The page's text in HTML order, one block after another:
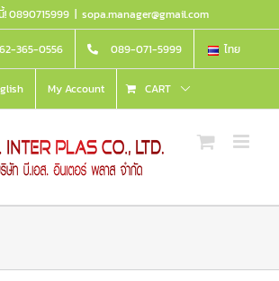
! 0890715999 | sopa.manager@gmail.com
365-0556 089-071-5999 ไทย
My Account CART